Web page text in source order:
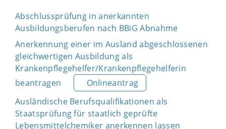
Abschlussprüfung in anerkannten
Ausbildungsberufen nach BBiG Abnahme
Anerkennung einer im Ausland abgeschlossenen
gleichwertigen Ausbildung als
Krankenpflegehelfer/Krankenpflegehelferin
beantragen
Onlineantrag
Ausländische Berufsqualifikationen als
Staatsprüfung für staatlich geprüfte
Lebensmittelchemiker anerkennen lassen